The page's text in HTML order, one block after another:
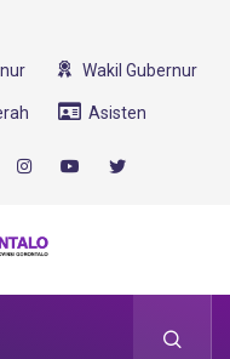
Wakil Gubernur
Asisten